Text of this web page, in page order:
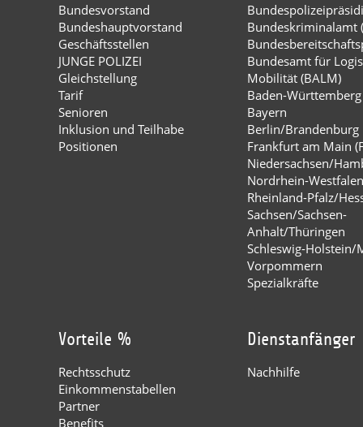
Bundesvorstand
Bundeshauptvorstand
Geschäftsstellen
JUNGE POLIZEI
Gleichstellung
Tarif
Senioren
Inklusion und Teilhabe
Positionen
Bundeskriminalamt
Bundesamt für
Mobilität (BALM)
Baden-Württemberg
Bayern
Berlin/Brandenburg
Frankfurt am Main
Niedersachsen/
Nordrhein-
Rheinland-Pfalz/
Sachsen/Sachsen-
Anhalt/Thüringen
Schleswig-Holstein/
Vorpommern
Spezialkräfte
Vorteile %
Rechtsschutz
Einkommenstabellen
Partner
Benefits
Dienstanfänger
Nachhilfe